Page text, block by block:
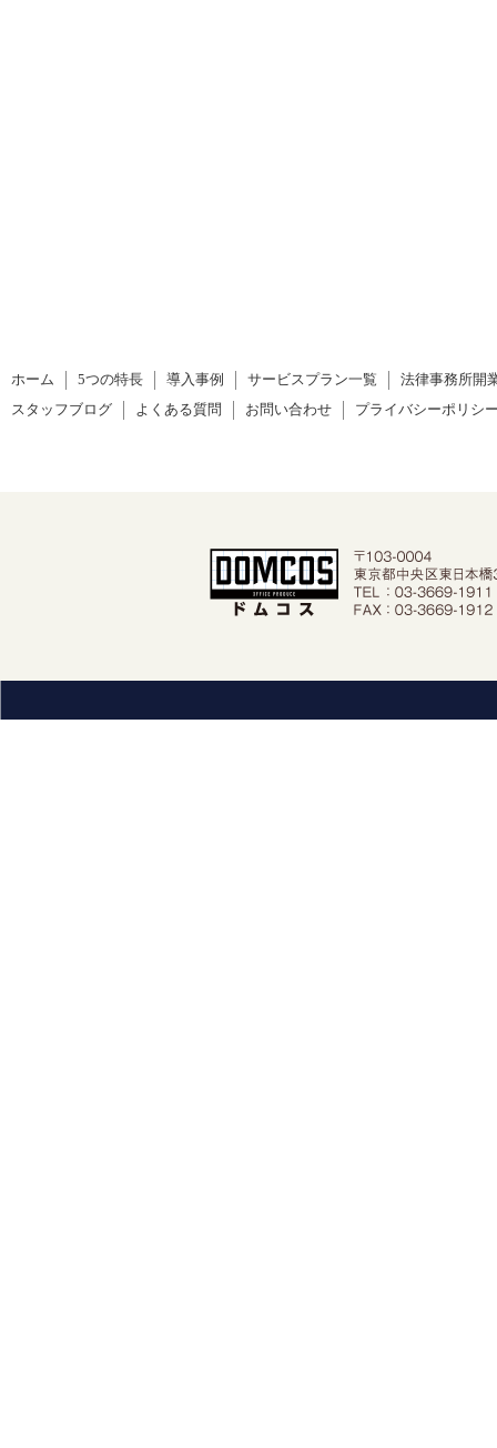
ホーム 5つの特長 導入事例 サービスプラン一覧
法律事務所開
スタッフブログ
よくある質問 お問い合わせ プライバシーポリシ